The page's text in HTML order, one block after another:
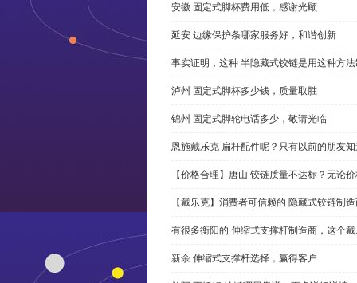
安徽 固定式脚杯费用低，感谢光顾
延安 边缘保护条哪家服务好，和谐创新
事实证明，这种 半隐藏式铰链是用这种方
泸州 固定式脚杯多少钱，质量取胜
锦州 固定式脚轮电话多少，敬请光临
恩施戴乐克 扁杆配件呢？只有以前的朋友
【价格合理】唐山 铰链质量不达标？无论
【戴乐克】消费者可信赖的 隐藏式铰链制
有很多衡阳的 伸缩式支撑杆制造商，这个
新余 伸缩式支撑杆选择，赢得客户